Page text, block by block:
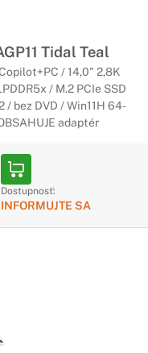
Tidal Teal
/ 14,0" 2,8K
/ M.2 PCIe SSD
/ bez DVD / Win11H 64-
adaptér
Dostupnosť:
INFORMUJTE SA